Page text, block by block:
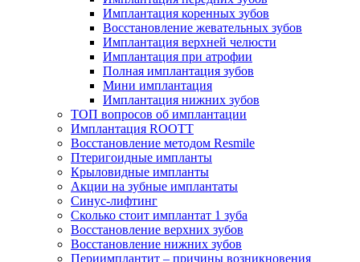
Имплантация коренных зубов
Восстановление жевательных зубов
Имплантация верхней челюсти
Имплантация при атрофии
Полная имплантация зубов
Мини имплантация
Имплантация нижних зубов
ТОП вопросов об имплантации
Имплантация ROOTT
Восстановление методом Resmile
Птеригоидные импланты
Крыловидные импланты
Акции на зубные имплантаты
Синус-лифтинг
Сколько стоит имплантат 1 зуба
Восстановление верхних зубов
Восстановление нижних зубов
Периимплантит – причины возникновения